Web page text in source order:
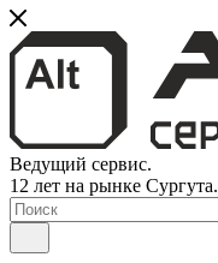
Ведущий сервис.
12 лет на рынке Сургута.